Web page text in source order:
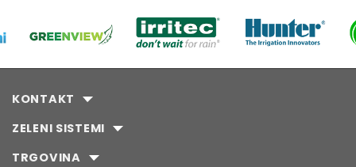
KONTAKT
ZELENI SISTEMI
TRGOVINA